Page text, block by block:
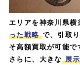
エリアを神奈川県
った戦略 で、引取
そ高額買取が可能で
さらに、大きな 展